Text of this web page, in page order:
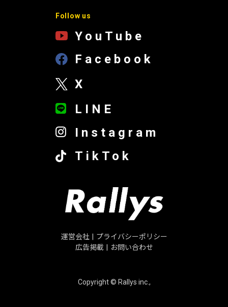
Follow us
YouTube
Facebook
X
LINE
Instagram
TikTok
運営会社
プライバシーポリシー
広告掲載
お問い合わせ
Copyright © Rallys inc.,